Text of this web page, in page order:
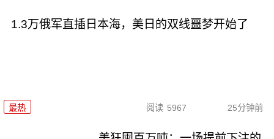
1.3万俄军直插日本海，美日的双线噩梦开始了
最热 阅读 5967 25分钟前